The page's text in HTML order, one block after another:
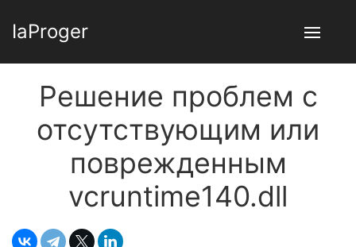
IaProger
Решение проблем с
отсутствующим или
поврежденным
vcruntime140.dll